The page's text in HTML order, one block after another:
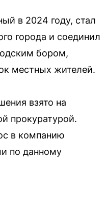
в 2024 году, стал
города и соединил
бором,
местных жителей.
взято на
прокуратурой.
в компанию
по данному